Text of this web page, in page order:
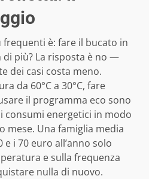
è: fare il bucato in
più? La risposta è no —
dei casi costa meno.
da 60°C a 30°C, fare
il programma eco sono
consumi energetici in modo
mese. Una famiglia media
i 70 euro all’anno solo
e sulla frequenza
nulla di nuovo.